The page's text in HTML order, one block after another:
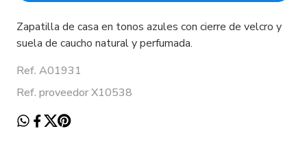
Zapatilla de casa en tonos azules con cierre de velcro y
suela de caucho natural y perfumada.
Ref. A01931
Ref. proveedor X10538